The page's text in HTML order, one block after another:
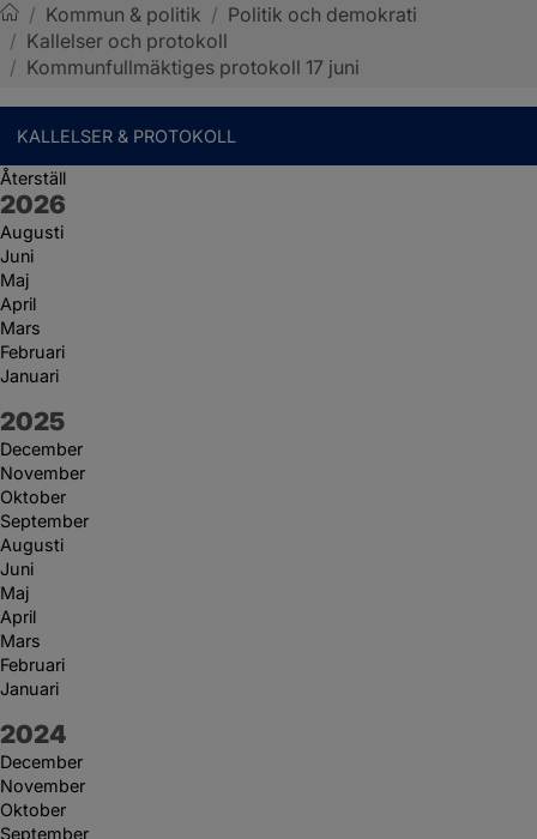
Sotenäs kommun
/ Kommun & politik / Politik och demokrati
/ Kallelser och protokoll
/ Kommunfullmäktiges protokoll 17 juni
KALLELSER & PROTOKOLL
Återställ
År:
2026
Augusti
Juni
Maj
April
Mars
Februari
Januari
År:
2025
December
November
Oktober
September
Augusti
Juni
Maj
April
Mars
Februari
Januari
År:
2024
December
November
Oktober
September